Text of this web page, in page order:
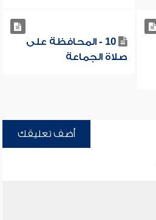
10 - المحافظة على
صلاة الجماعة
أضف تعليقك